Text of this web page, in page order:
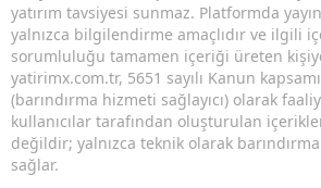
yatırım tavsiyesi sunmaz. Platformda
yalnızca bilgilendirme amaçlıdır ve ilgili
sorumluluğu tamamen içeriği üreten
yatirimx.com.tr, 5651 sayılı Kanun
(barındırma hizmeti sağlayıcı) olarak
kullanıcılar tarafından oluşturulan
değildir; yalnızca teknik olarak
sağlar.